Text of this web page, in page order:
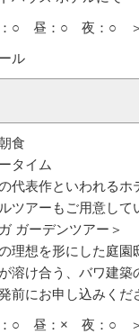
を設計するにあた
ハウス ホテルにて
食
タイム
代表作といわれるホ
ツアーもご用意して
ガーデンツアー＞